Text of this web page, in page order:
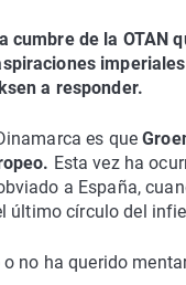
cumbre de la OTAN
a responder.
es que
Esta vez ha
a España,
último círculo del
no ha querido